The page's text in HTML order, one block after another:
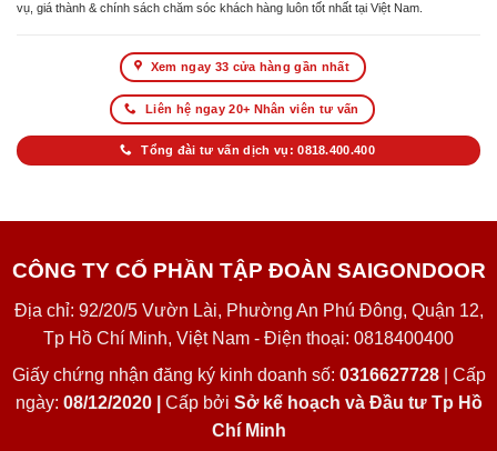
vụ, giá thành & chính sách chăm sóc khách hàng luôn tốt nhất tại Việt Nam.
Xem ngay 33 cửa hàng gần nhất
Liên hệ ngay 20+ Nhân viên tư vấn
Tổng đài tư vấn dịch vụ: 0818.400.400
CÔNG TY CỔ PHẦN TẬP ĐOÀN SAIGONDOOR
Địa chỉ: 92/20/5 Vườn Lài, Phường An Phú Đông, Quận 12,
Tp Hồ Chí Minh, Việt Nam - Điện thoại: 0818400400
Giấy chứng nhận đăng ký kinh doanh số: 0316627728| Cấp
ngày: 08/12/2020 | Cấp bởi Sở kế hoạch và Đầu tư Tp Hồ
Chí Minh